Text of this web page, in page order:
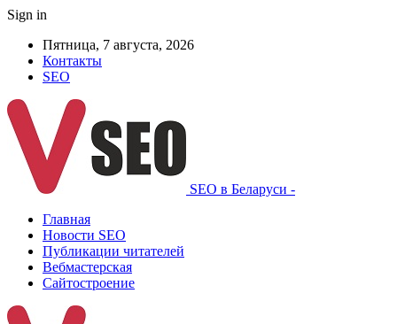
Sign in
Пятница, 7 августа, 2026
Контакты
SEO
SEO в Беларуси -
Главная
Новости SEO
Публикации читателей
Вебмастерская
Сайтостроение